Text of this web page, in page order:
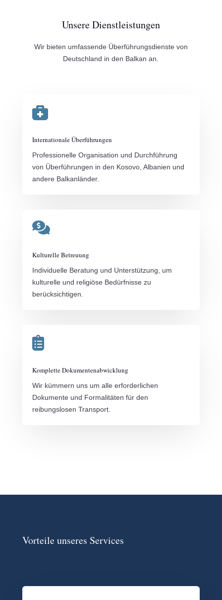
Unsere Dienstleistungen
Wir bieten umfassende Überführungsdienste von
Deutschland in den Balkan an.

Internationale Überführungen
Professionelle Organisation und Durchführung
von Überführungen in den Kosovo, Albanien und
andere Balkanländer.

Kulturelle Betreuung
Individuelle Beratung und Unterstützung, um
kulturelle und religiöse Bedürfnisse zu
berücksichtigen.

Komplette Dokumentenabwicklung
Wir kümmern uns um alle erforderlichen
Dokumente und Formalitäten für den
reibungslosen Transport.
Vorteile unseres Services